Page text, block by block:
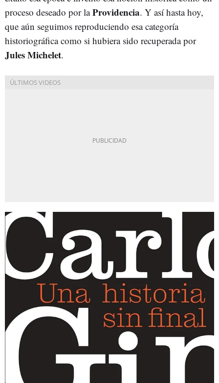
proceso deseado por laProvidencia. Y así hasta hoy,
que aún seguimos reproduciendo esa categoría
historiográfica como si hubiera sido recuperada por
Jules Michelet.